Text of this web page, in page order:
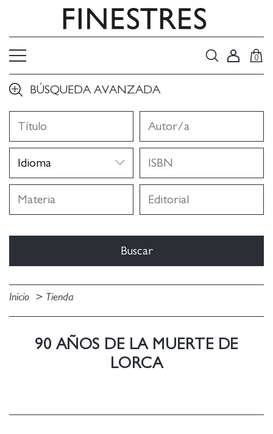
0
BÚSQUEDA AVANZADA
Inicio Tienda
90 AÑOS DE LA MUERTE DE
LORCA